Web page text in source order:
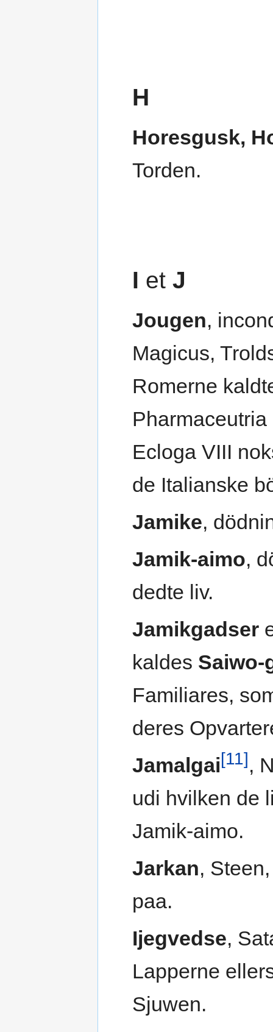
H
Horesgusk,
Torden.
I et J
Jougen,
Magicus,
Romerne
Ecloga VIII
de Italianske
Jamike,
Jamik-aimo,
dedte liv.
Jamikgadser
kaldes Saiwo-
Familiares,
deres
Jamalgai[11],
udi hvilken de
Jamik-aimo.
Jarkan,
paa.
Ijegvedse,
Lapperne
Sjuwen.